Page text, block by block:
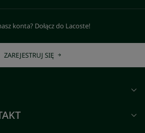
konta? Dołącz do Lacoste!
ZAREJESTRUJ SIĘ